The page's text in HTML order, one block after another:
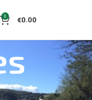
0 €0.00